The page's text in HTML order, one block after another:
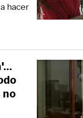
hacer
no